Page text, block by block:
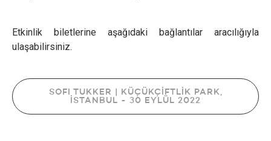
Etkinlik biletlerine aşağıdaki bağlantılar aracılığıyla
ulaşabilirsiniz.
SOFI TUKKER | KÜÇÜKÇİFTLİK PARK,
İSTANBUL - 30 EYLÜL 2022